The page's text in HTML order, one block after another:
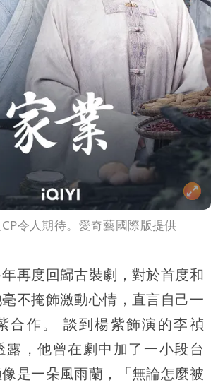
令人期待。愛奇藝國際版提供
再度回歸古裝劇，對於首度和
不掩飾激動心情，直言自己一
合作。 談到楊紫飾演的李禎
露，他曾在劇中加了一小段台
是一朵風雨蘭，「無論怎麼被